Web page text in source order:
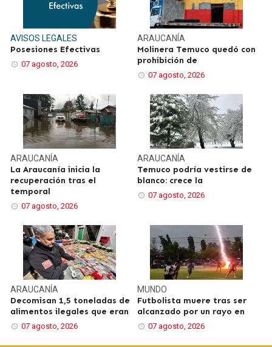
AVISOS LEGALES
Posesiones Efectivas
07 agosto, 2026
ARAUCANÍA
Molinera Temuco quedó con
prohibición de
07 agosto, 2026
ARAUCANÍA
La Araucanía inicia la
recuperación tras el
temporal
07 agosto, 2026
ARAUCANÍA
Temuco podría vestirse de
blanco: crece la
07 agosto, 2026
ARAUCANÍA
Decomisan 1,5 toneladas de
alimentos ilegales que eran
07 agosto, 2026
MUNDO
Futbolista muere tras ser
alcanzado por un rayo en
07 agosto, 2026